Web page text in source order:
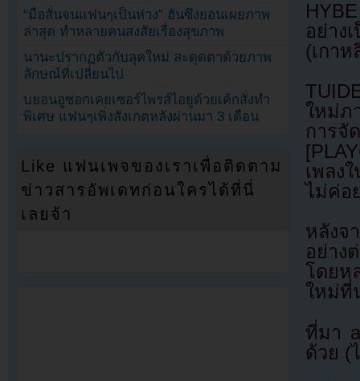
อย่าง
(เกา
ใหม่ภ
การ
เพลง
ไม่ค่อ
หลังจ
อย่าง
โดยห
ใหม่ที่
ที่มา
ด้วย (
“มือสั่นจนแฟนๆเป็นห่วง” ฮันซึงยอนเผยภาพ
ล่าสุด ทำหลายคนสงสัยเรื่องสุขภาพ
นานะปรากฏตัวกับลุคใหม่ สะดุดตาด้วยภาพ
ลักษณ์ที่เปลี่ยนไป
บยอนอูซอกเคยเซอร์ไพรส์ไอยูด้วยเค้กสั่งทำ
พิเศษ แฟนๆเพิ่งสังเกตหลังผ่านมา 3 เดือน
Like แฟนเพจของเราเพื่อติดตาม
ข่าวสารอัพเดทก่อนใครได้ที่นี่
เลยจ้า